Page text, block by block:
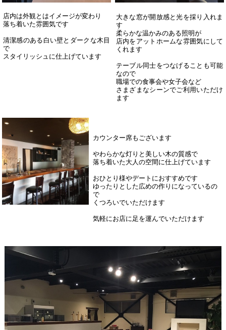
店内は外観とはイメージが変わり
落ち着いた雰囲気です
清潔感のある白い壁とダークな木目
で
スタイリッシュに仕上げています
大きな窓が開放感と光を採り入れま
す
柔らかな温かみのある照明が
店内をアットホームな雰囲気にして
くれます
テーブル同士をつなげることも可能
なので
職場での食事会や女子会など
さまざまなシーンでご利用いただけ
ます
カウンター席もございます
やわらかな灯りと美しい木の質感で
落ち着いた大人の空間に仕上げています
おひとり様やデートにおすすめです
ゆったりとした広めの作りになっているの
で
くつろいでいただけます
気軽にお店に足を運んでいただけます